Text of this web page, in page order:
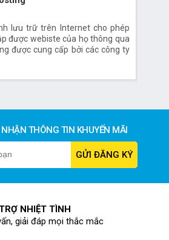
lưu trữ trên Internet cho phép
được webiste của họ thông qua
được cung cấp bởi các công ty
THÔNG TIN KHUYẾN MÃI
NHIỆT TÌNH
giải đáp mọi thắc mắc